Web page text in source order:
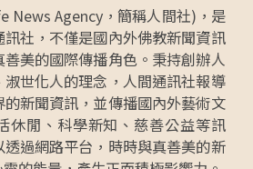
News Agency，簡稱人間社)，是
社，不僅是國內外佛教新聞資訊
美的國際傳播角色。秉持創辦人
世化人的理念，人間通訊社報導
新聞資訊，並傳播國內外藝術文
休閒、科學新知、慈善公益等訊
過網路平台，時時與真善美的新